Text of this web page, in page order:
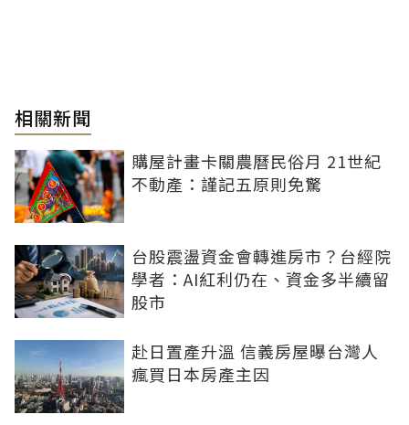
相關新聞
購屋計畫卡關農曆民俗月 21世紀
不動產：謹記五原則免驚
台股震盪資金會轉進房市？台經院
學者：AI紅利仍在、資金多半續留
股市
赴日置產升溫 信義房屋曝台灣人
瘋買日本房產主因